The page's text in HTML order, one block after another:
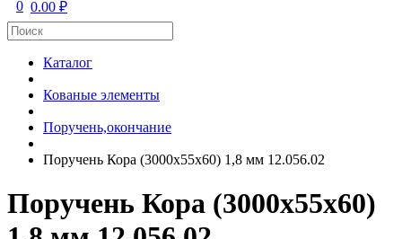
0 0.00 ₽
Каталог
Кованые элементы
Поручень,окончание
Поручень Кора (3000х55х60) 1,8 мм 12.056.02
Поручень Кора (3000х55х60)